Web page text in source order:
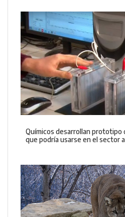
Químicos desarrollan prototipo
que podría usarse en el sector